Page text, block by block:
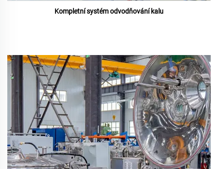
Kompletní systém odvodňování kalu